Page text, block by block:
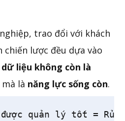
trao đổi với khách
chiến lược đều dựa vào
liệu không còn là
mà là năng lực sống còn.
quản lý tốt =